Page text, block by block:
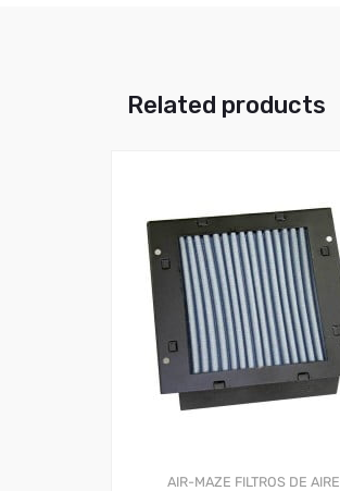
Related products
AIR-MAZE FILTROS DE AIRE